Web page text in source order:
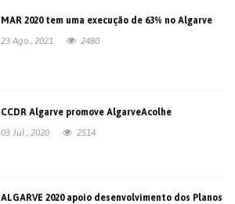
MAR 2020 tem uma execução de 63% no Algarve
23 Ago., 2021
2480
CCDR Algarve promove AlgarveAcolhe
03 Jul., 2020
2514
ALGARVE 2020 apoio desenvolvimento dos Planos